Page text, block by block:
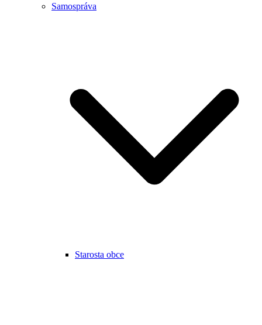
Samospráva
Starosta obce